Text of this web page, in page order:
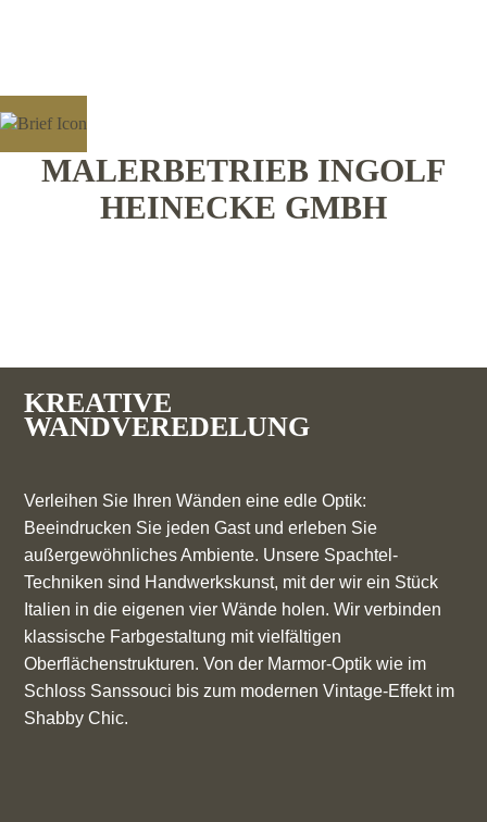
MALERBETRIEB INGOLF
HEINECKE GMBH
KREATIVE
WANDVEREDELUNG
Verleihen Sie Ihren Wänden eine edle Optik:
Beeindrucken Sie jeden Gast und erleben Sie
außergewöhnliches Ambiente. Unsere Spachtel-
Techniken sind Handwerkskunst, mit der wir ein Stück
Italien in die eigenen vier Wände holen. Wir verbinden
klassische Farbgestaltung mit vielfältigen
Oberflächenstrukturen. Von der Marmor-Optik wie im
Schloss Sanssouci bis zum modernen Vintage-Effekt im
Shabby Chic.